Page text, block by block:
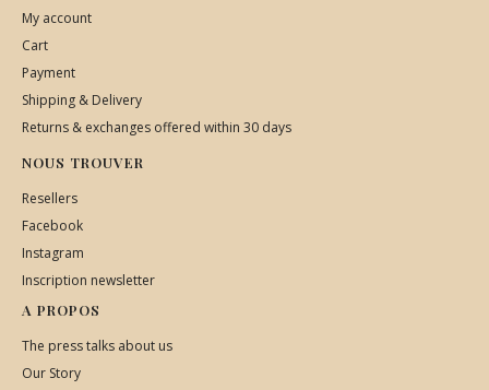
My account
Cart
Payment
Shipping & Delivery
Returns & exchanges offered within 30 days
NOUS TROUVER
Resellers
Facebook
Instagram
Inscription newsletter
A PROPOS
The press talks about us
Our Story